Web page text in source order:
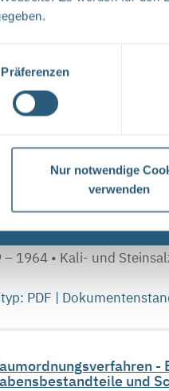
Präferenzen
Nur notwendige
verwenden
DER
ÜBERBLICK ÜBER DIE
PDF |
auf der
II – Einblicke in das
– 1964 • Kali- und
PDF |
-
und